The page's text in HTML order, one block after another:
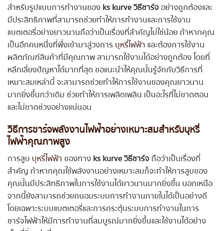
สำหรับรูปแบบการทำงานของks kurve วิธีชาร์จอย่างถูกต้องและ
มีประสิทธิภาพที่สามารถช่วยทำให้การทำงานและการใช้งาน
แบตเตอรี่อย่างยาวนานถือว่าเป็นเรื่องที่สำคัญไม่ใช่น้อย ถ้าหากคุณ
เป็นอีกคนหนึ่งที่พึ่งเข้ามาสู่วงการ บุหรี่ไฟฟ้า และต้องการใช้งาน
ผลิตภัณฑ์สินค้าที่มีคุณภาพ สามารถใช้งานได้อย่างถูกต้อง โดยที่
หลีกเลี่ยงปัญหาได้มากที่สุด ขอแนะนำให้คุณนั้นรู้จักกับวิธีการที่
เหมาะสมเหล่านี้ จะสามารถช่วยทำให้การใช้งานของคุณยาวนาน
มากยิ่งขึ้นกว่าเดิม ช่วยทำให้การเพลิดเพลิน เป็นอะไรที่ไม่ขาดตอน
และไม่ขาดช่วงอย่างแน่นอน
วิธีการชาร์จพลังงานไฟฟ้าอย่างเหมาะสมสำหรับบุหรี่
ไฟฟ้าคุณภาพสูง
การสูบ บุหรี่ไฟฟ้า ของทางks kurve วิธีชาร์จถือว่าเป็นเรื่องที่
สำคัญ ถ้าหากคุณใช้พลังงานอย่างเหมาะสมก็จะทำให้การสูบของ
คุณนั้นมีประสิทธิภาพในการใช้งานได้ยาวนานมากยิ่งขึ้น นอกเหนือ
จากนี้ยังสามารถช่วยถนอมระบบการทำงานภายในได้เป็นอย่างดี
โดยเฉพาะระบบแบตเตอรี่และการกระตุ้นระบบการทำงานในการ
ชาร์จไฟฟ้าให้มีการทำงานที่สมบูรณ์มากยิ่งขึ้นและใช้งานได้อย่าง